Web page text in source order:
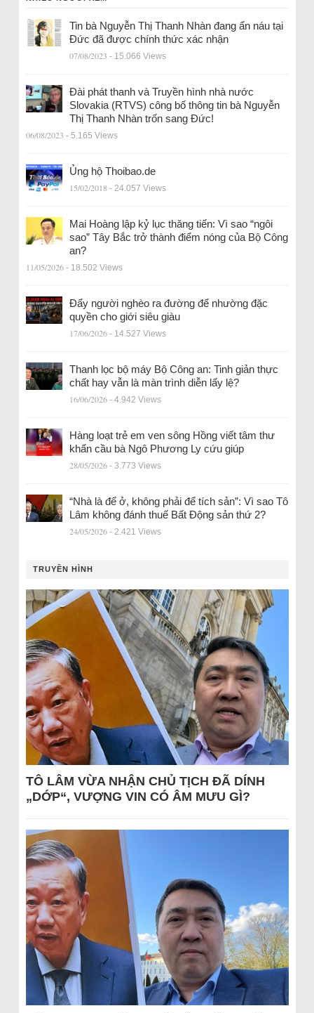
Tin bà Nguyễn Thị Thanh Nhàn đang ẩn náu tại
Đức đã được chính thức xác nhận
07/08/2023 - 15.066 Views
Đài phát thanh và Truyền hình nhà nước
Slovakia (RTVS) công bố thông tin bà Nguyễn
Thị Thanh Nhàn trốn sang Đức!
06/08/2023 - 5.165 Views
Ủng hộ Thoibao.de
15/02/2018 - 24.057 Views
Mai Hoàng lập kỷ lục thăng tiến: Vì sao “ngôi
sao” Tây Bắc trở thành điểm nóng của Bộ Công
an?
11/05/2026 - 18.502 Views
Đẩy người nghèo ra đường để nhường đặc
quyền cho giới siêu giàu
17/06/2026 - 14.527 Views
Thanh lọc bộ máy Bộ Công an: Tinh giản thực
chất hay vẫn là màn trình diễn lấy lệ?
16/06/2026 - 4.942 Views
Hàng loạt trẻ em ven sông Hồng viết tâm thư
khẩn cầu bà Ngô Phương Ly cứu giúp
28/05/2026 - 3.773 Views
“Nhà là để ở, không phải để tích sản”: Vì sao Tô
Lâm không đánh thuế Bất Động sản thứ 2?
24/05/2026 - 2.421 Views
TRUYỀN HÌNH
TÔ LÂM VỪA NHẬN CHỦ TỊCH ĐÃ DÍNH
„DỚP“, VƯỢNG VIN CÓ ÂM MƯU GÌ?